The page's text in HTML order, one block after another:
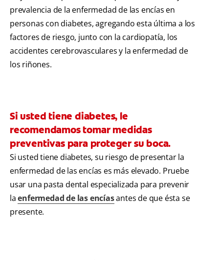
prevalencia de la enfermedad de las encías en
personas con diabetes, agregando esta última a los
factores de riesgo, junto con la cardiopatía, los
accidentes cerebrovasculares y la enfermedad de
los riñones.
Si usted tiene diabetes, le
recomendamos tomar medidas
preventivas para proteger su boca.
Si usted tiene diabetes, su riesgo de presentar la
enfermedad de las encías es más elevado. Pruebe
usar una pasta dental especializada para prevenir
laenfermedad de las encíasantes de que ésta se
presente.